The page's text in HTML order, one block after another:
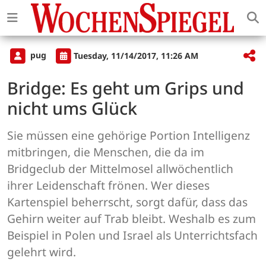
pug Tuesday, 11/14/2017, 11:26 AM
Bridge: Es geht um Grips und
nicht ums Glück
Sie müssen eine gehörige Portion Intelligenz
mitbringen, die Menschen, die da im
Bridgeclub der Mittelmosel allwöchentlich
ihrer Leidenschaft frönen. Wer dieses
Kartenspiel beherrscht, sorgt dafür, dass das
Gehirn weiter auf Trab bleibt. Weshalb es zum
Beispiel in Polen und Israel als Unterrichtsfach
gelehrt wird.